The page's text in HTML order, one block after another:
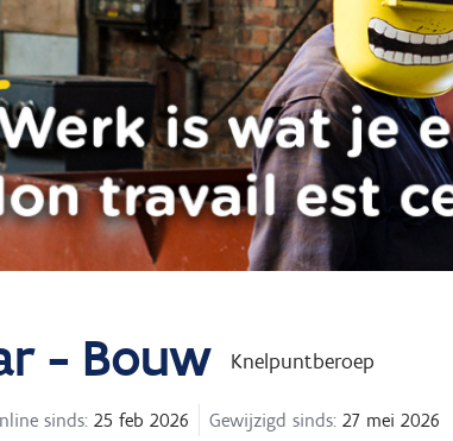
- Bouw Knelpuntberoep
sinds: 25 feb 2026 Gewijzigd sinds: 27 mei 2026